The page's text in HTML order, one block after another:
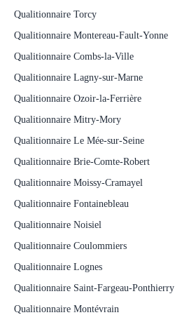
Qualitionnaire Torcy
Qualitionnaire Montereau-Fault-Yonne
Qualitionnaire Combs-la-Ville
Qualitionnaire Lagny-sur-Marne
Qualitionnaire Ozoir-la-Ferrière
Qualitionnaire Mitry-Mory
Qualitionnaire Le Mée-sur-Seine
Qualitionnaire Brie-Comte-Robert
Qualitionnaire Moissy-Cramayel
Qualitionnaire Fontainebleau
Qualitionnaire Noisiel
Qualitionnaire Coulommiers
Qualitionnaire Lognes
Qualitionnaire Saint-Fargeau-Ponthierry
Qualitionnaire Montévrain